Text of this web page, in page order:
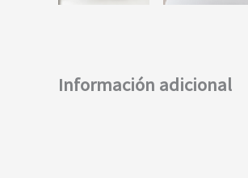
Información adicional